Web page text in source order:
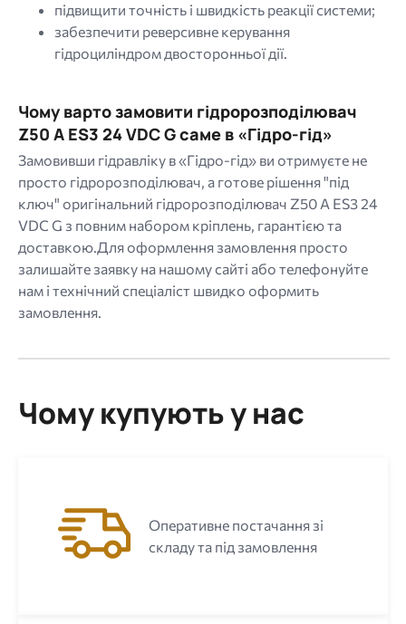
підвищити точність і швидкість реакції системи;
забезпечити реверсивне керування
гідроциліндром двосторонньої дії.
Чому варто замовити гідророзподілювач
Z50 A ES3 24 VDC G саме в «Гідро-гід»
Замовивши гідравліку в «Гідро-гід» ви отримуєте не
просто гідророзподілювач, а готове рішення "під
ключ" оригінальний гідророзподілювач Z50 A ES3 24
VDC G з повним набором кріплень, гарантією та
доставкою.Для оформлення замовлення просто
залишайте заявку на нашому сайті або телефонуйте
нам і технічний спеціаліст швидко оформить
замовлення.
Чому купують у нас
Оперативне постачання зі
складу та під замовлення